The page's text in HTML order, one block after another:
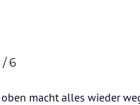
/ 6
macht alles wieder